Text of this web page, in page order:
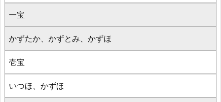
一宝
かずたか、かずとみ、かずほ
壱宝
いつほ、かずほ